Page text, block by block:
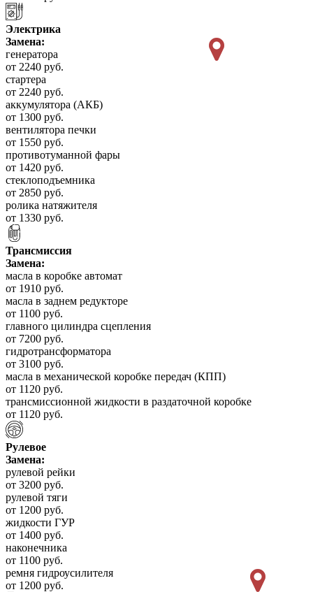
Электрика
Замена:
генератора
от 2240 руб.
стартера
от 2240 руб.
аккумулятора (АКБ)
от 1300 руб.
вентилятора печки
от 1550 руб.
противотуманной фары
от 1420 руб.
стеклоподъемника
от 2850 руб.
ролика натяжителя
от 1330 руб.
Трансмиссия
Замена:
масла в коробке автомат
от 1910 руб.
масла в заднем редукторе
от 1100 руб.
главного цилиндра сцепления
от 7200 руб.
гидротрансформатора
от 3100 руб.
масла в механической коробке передач (КПП)
от 1120 руб.
трансмиссионной жидкости в раздаточной коробке
от 1120 руб.
Рулевое
Замена:
рулевой рейки
от 3200 руб.
рулевой тяги
от 1200 руб.
жидкости ГУР
от 1400 руб.
наконечника
от 1100 руб.
ремня гидроусилителя
от 1200 руб.